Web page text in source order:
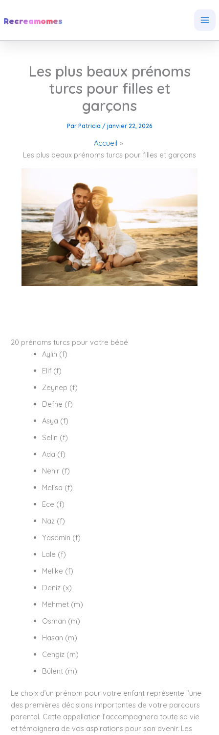
auRecreamomes
Les plus beaux prénoms
turcs pour filles et
garçons
Par Patricia / janvier 22, 2026
Accueil
Les plus beaux prénoms turcs pour filles et garçons
20 prénoms turcs pour votre bébé
Aylin (f)
Elif (f)
Zeynep (f)
Defne (f)
Asya (f)
Selin (f)
Ada (f)
Nehir (f)
Melisa (f)
Ece (f)
Naz (f)
Yasemin (f)
Lale (f)
Melike (f)
Deniz (x)
Mehmet (m)
Osman (m)
Hasan (m)
Cengiz (m)
Bülent (m)
Le choix d’un prénom pour votre enfant représente l’une
des premières décisions importantes de votre parcours
parental. Cette appellation l’accompagnera toute sa vie
et témoignera de vos aspirations pour son avenir. Les